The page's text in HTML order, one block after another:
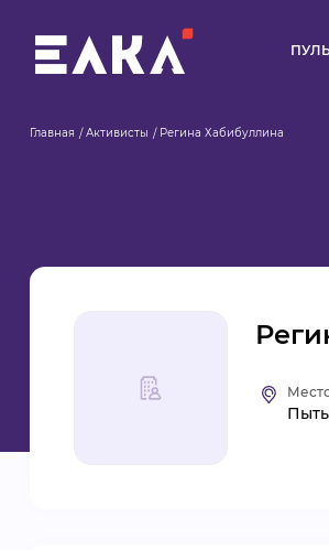
Главная Активисты Регина Хабибуллина